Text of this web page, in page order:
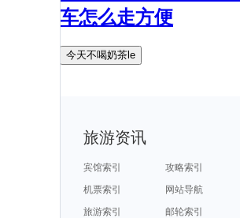
车怎么走方便
今天不喝奶茶le
旅游资讯
宾馆索引
攻略索引
机票索引
网站导航
旅游索引
邮轮索引